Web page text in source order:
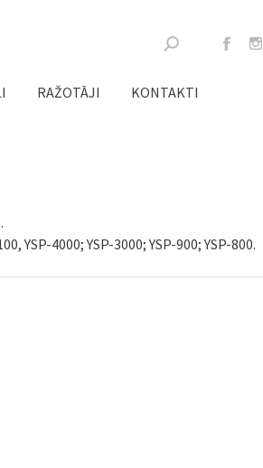
Meklēšanas
forma
RAŽOTĀJI KONTAKTI
YSP-4000; YSP-3000; YSP-900; YSP-800.